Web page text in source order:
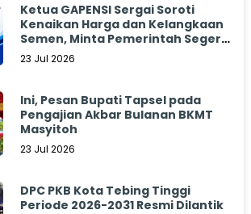
Ketua GAPENSI Sergai Soroti
Kenaikan Harga dan Kelangkaan
Semen, Minta Pemerintah Segera
Bertindak
23 Jul 2026
Ini, Pesan Bupati Tapsel pada
Pengajian Akbar Bulanan BKMT
Masyitoh
23 Jul 2026
DPC PKB Kota Tebing Tinggi
Periode 2026-2031 Resmi Dilantik